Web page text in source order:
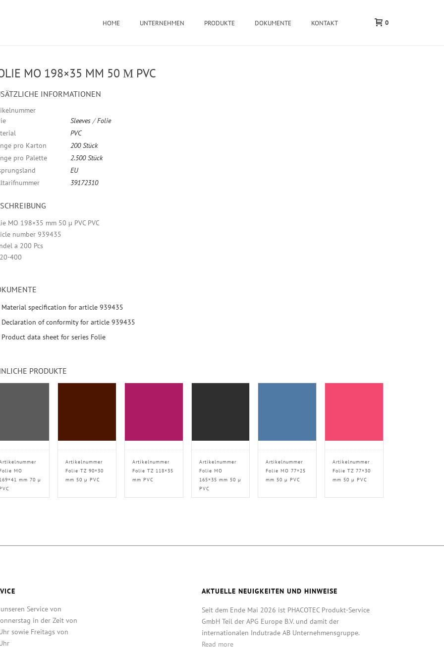
HOME UNTERNEHMEN PRODUKTE DOKUMENTE KONTAKT 0
MO 198×35 MM 50 Μ PVC
INFORMATIONEN
Sleeves/Folie
PVC
pro Karton
200 Stück
pro Palette
2.500 Stück
EU
39172310
MO 198×35 mm 50 µ PVC PVC
number 939435
a 200 Pcs
400
Material specification for article 939435
Declaration of conformity for article 939435
Product data sheet for series Folie
PRODUKTE
MO
169×41 mm 70 µ
Artikelnummer
Folie TZ 90×30
mm 50 µ PVC
Artikelnummer
Folie TZ 118×35
mm PVC
Artikelnummer
Folie MO
165×35 mm 50 µ
PVC
Artikelnummer
Folie MO 77×25
mm 50 µ PVC
Artikelnummer
Folie TZ 77×30
mm 50 µ PVC
Service von
in der Zeit von
sowie Freitags von
AKTUELLE NEUIGKEITEN UND HINWEISE
Seit dem Ende Mai 2026 ist PHACOTEC Produkt-Service
GmbH Teil der APG Europe B.V. und damit der
internationalen Indutrade AB Unternehmensgruppe.
Read more